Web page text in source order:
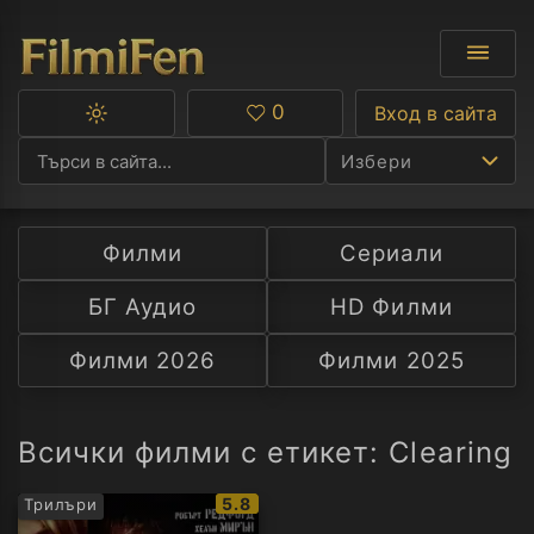
Избери
Ф
С
А
Превключване
тъмна
тема
Любими
0 Вход в сайта
Филми
Сериали
БГ Аудио
HD Филми
Филми 2026
Филми 2025
Всички филми с етикет: Clearing
Трилъри
IMDb
рейтинг:
5.8